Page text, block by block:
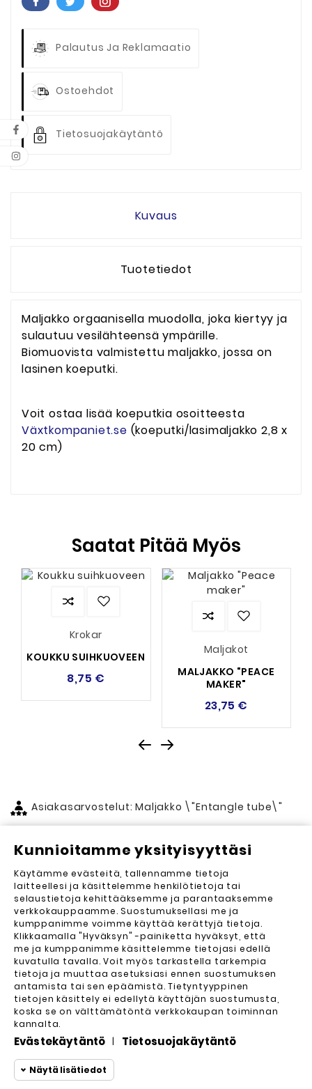
Palautus Ja Reklamaatio
Ostoehdot
Tietosuojakäytäntö
Kuvaus
Tuotetiedot
Maljakko orgaanisella muodolla, joka kiertyy ja
sulautuu vesilähteensä ympärille.
Biomuovista valmistettu maljakko, jossa on
lasinen koeputki.
Voit ostaa lisää koeputkia osoitteesta
Växtkompaniet.se (koeputki/lasimaljakko 2,8 x
20 cm)
Saatat Pitää Myös
Krokar
KOUKKU SUIHKUOVEEN
8,75 €
Maljakot
MALJAKKO "PEACE
MAKER"
23,75 €
Asiakasarvostelut: Maljakko \"Entangle tube\"
Asiakasarvostelut (0)
Lähetä arvostelu
Arvosteluja ei vielä ole. Haluatko kirjoittaa
ensimmäisen?
Yrityksemme
Kunnioitamme yksityisyyttäsi
Käytämme evästeitä, tallennamme tietoja
laitteellesi ja käsittelemme henkilötietoja tai
selaustietoja kehittääksemme ja parantaaksemme
verkkokauppaamme. Suostumuksellasi me ja
kumppanimme voimme käyttää kerättyjä tietoja.
Klikkaamalla "Hyväksyn" -painiketta hyväksyt, että
me ja kumppanimme käsittelemme tietojasi edellä
kuvatulla tavalla. Voit myös tarkastella tarkempia
tietoja ja muuttaa asetuksiasi ennen suostumuksen
antamista tai sen epäämistä. Tietyntyyppinen
tietojen käsittely ei edellytä käyttäjän suostumusta,
koska se on välttämätöntä verkkokaupan toiminnan
kannalta.
Evästekäytäntö | Tietosuojakäytäntö
Näytä lisätiedot